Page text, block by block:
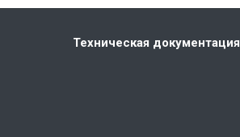
Техническая документация